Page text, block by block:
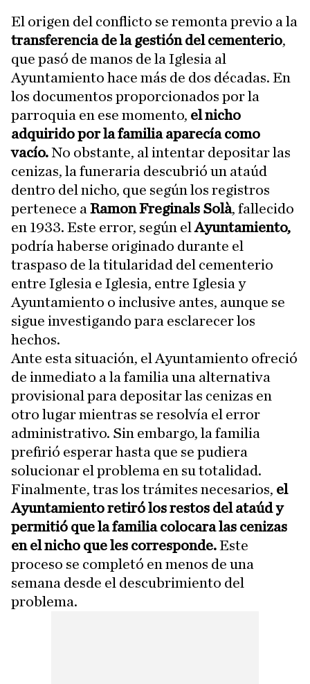
El origen del conflicto se remonta previo a la
transferencia de la gestión del cementerio,
que pasó de manos de la Iglesia al
Ayuntamiento hace más de dos décadas. En
los documentos proporcionados por la
parroquia en ese momento, el nicho
adquirido por la familia aparecía como
vacío.No obstante, al intentar depositar las
cenizas, la funeraria descubrió un ataúd
dentro del nicho, que según los registros
pertenece a Ramon Freginals Solà, fallecido
en 1933. Este error, según elAyuntamiento,
podría haberse originado durante el
traspaso de la titularidad del cementerio
entre Iglesia e Iglesia, entre Iglesia y
Ayuntamiento o inclusive antes, aunque se
sigue investigando para esclarecer los
hechos.
Ante esta situación, el Ayuntamiento ofreció
de inmediato a la familia una alternativa
provisional para depositar las cenizas en
otro lugar mientras se resolvía el error
administrativo. Sin embargo, la familia
prefirió esperar hasta que se pudiera
solucionar el problema en su totalidad.
Finalmente, tras los trámites necesarios, el
Ayuntamiento retiró los restos del ataúd y
permitió que la familia colocara las cenizas
en el nicho que les corresponde.Este
proceso se completó en menos de una
semana desde el descubrimiento del
problema.